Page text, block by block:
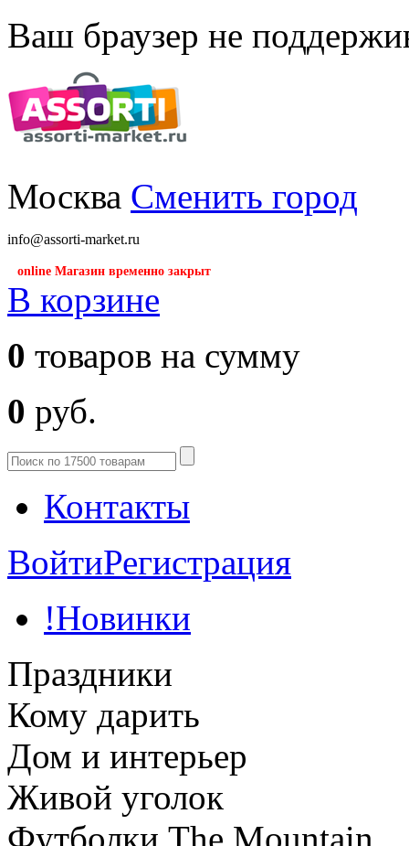
Ваш браузер не
Москва Сменить город
info@assorti-market.ru
online Магазин временно закрыт
В корзине
0 товаров на сумму
0 руб.
Контакты
ВойтиРегистрация
!Новинки
Праздники
Кому дарить
Дом и интерьер
Живой уголок